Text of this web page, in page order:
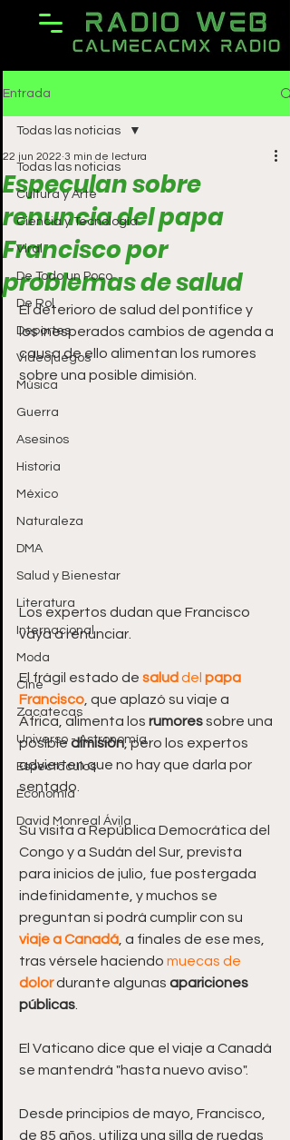
Entrada
Todas las noticias
Cultura y Arte
Ciencia y Tecnología
Viral
De Todo un Poco
De Rol
Deportes
Videojuegos
Música
Guerra
Asesinos
Historia
México
Naturaleza
DMA
Salud y Bienestar
Literatura
Internacional
Moda
Cine
Zacatecas
Universo - Astronomía
Espectáculos
Economía
David Monreal Ávila
Todas las noticias
Especulan sobre
renuncia del papa
Francisco por
problemas de salud
22 jun 2022 3 min de lectura
El deterioro de salud del pontífice y
los inesperados cambios de agenda a
causa de ello alimentan los rumores
sobre una posible dimisión.
Los expertos dudan que Francisco
vaya a renunciar.
El frágil estado de salud del papa
Francisco , que aplazó su viaje a
África, alimenta los rumores sobre una
posible dimisión, pero los expertos
advierten que no hay que darla por
sentado.
Su visita a República Democrática del
Congo y a Sudán del Sur, prevista
para inicios de julio, fue postergada
indefinidamente, y muchos se
preguntan si podrá cumplir con su
viaje a Canadá , a finales de ese mes,
tras vérsele haciendo muecas de
dolor durante algunas apariciones
públicas
El Vaticano dice que el viaje a Canadá
se mantendrá "hasta nuevo aviso".
Desde principios de mayo, Francisco,
de 85 años, utiliza una silla de ruedas